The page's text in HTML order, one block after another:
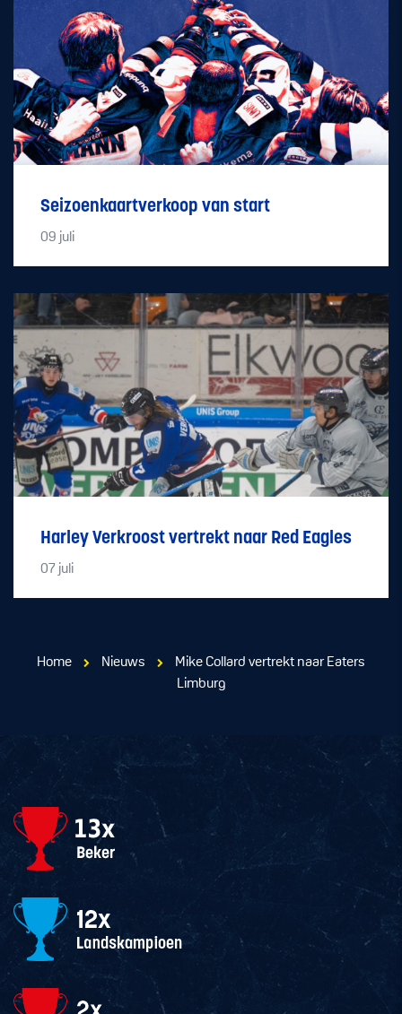
Seizoenkaartverkoop van start
09 juli
Harley Verkroost vertrekt naar Red Eagles
07 juli
Home Nieuws
Mike Collard vertrekt naar Eaters
Limburg